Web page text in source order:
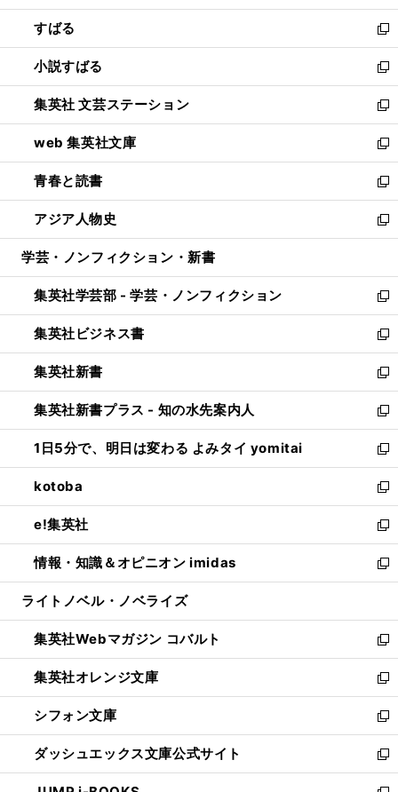
開
く
ウ
で
開
く
ン
ド
ウ
で
開
く
すばる
新
し
い
ウ
ィ
ン
ド
ウ
で
開
く
小説すばる
新
し
い
ウ
ィ
ン
ド
ウ
で
開
集英社 文芸ステーション
新
し
い
ウ
ィ
ン
ド
ウ
開
く
web 集英社文庫
新
し
い
ウ
ィ
ン
ウ
で
開
く
青春と読書
新
し
い
ウ
ン
ド
ウ
で
開
く
アジア人物史
新
し
ウ
ィ
ン
ド
ウ
で
開
く
学芸・ノンフィクション・新書
集英社学芸部 - 学芸・ノンフィクション
新
し
い
ウ
ィ
ン
ド
ウ
で
開
く
集英社ビジネス書
新
し
い
ウ
ィ
ン
ド
ウ
で
開
く
集英社新書
新
し
い
ウ
ィ
ン
ド
ウ
で
開
く
集英社新書プラス - 知の水先案内人
新
し
い
ウ
ィ
ン
ド
ウ
で
開
1日5分で、明日は変わる よみタイ yomitai
新
し
い
ウ
ィ
ン
ド
ウ
開
く
kotoba
新
し
い
ウ
ィ
ン
ウ
で
開
く
e!集英社
新
し
い
ウ
ン
ド
ウ
で
開
く
情報・知識＆オピニオン imidas
新
し
ウ
ィ
ン
ド
ウ
で
開
く
ライトノベル・ノベライズ
集英社Webマガジン コバルト
新
し
い
ウ
ィ
ン
ド
ウ
集英社オレンジ文庫
新
し
い
ウ
ィ
ン
シフォン文庫
新
し
い
ウ
ダッシュエックス文庫公式サイト
新
し